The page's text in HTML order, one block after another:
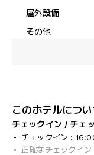
屋外設備
その他
このホテルについ
チェックイン / チェ
チェックイン :
正確なチェックイ